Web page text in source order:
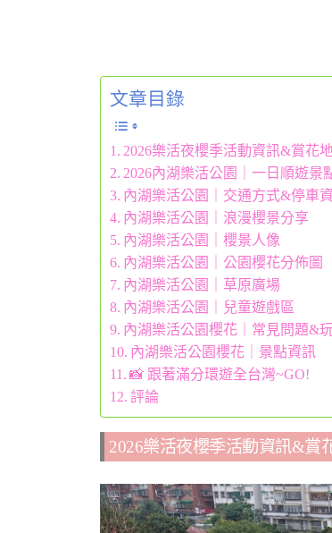
文章目錄
2026樂活夜櫻季活動資訊&賞花
2026內湖樂活公園｜一日順遊景
內湖樂活公園｜交通方式&停車
內湖樂活公園｜浪漫櫻景分享
內湖樂活公園｜櫻景人像
內湖樂活公園｜公園櫻花分佈圖
內湖樂活公園｜草原廣場
內湖樂活公園｜兒童遊戲區
內湖樂活公園櫻花｜常見問題&
內湖樂活公園櫻花｜景點資訊
📸 跟著滿分環遊全台灣~GO!
評論
2026樂活夜櫻季活動資訊&賞